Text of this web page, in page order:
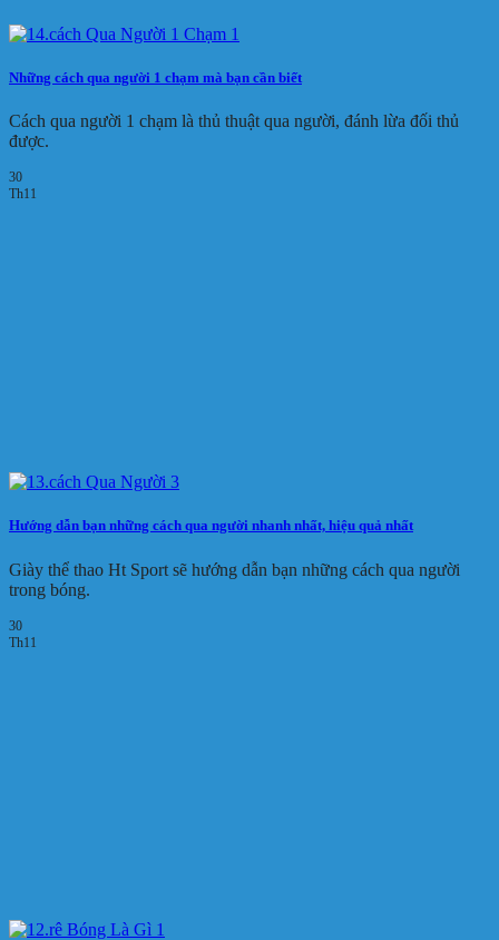
Những cách qua người 1 chạm mà bạn cần biết
Cách qua người 1 chạm là thủ thuật qua người, đánh lừa đối thủ
được.
30
Th11
Hướng dẫn bạn những cách qua người nhanh nhất, hiệu quả nhất
Giày thể thao Ht Sport sẽ hướng dẫn bạn những cách qua người
trong bóng.
30
Th11